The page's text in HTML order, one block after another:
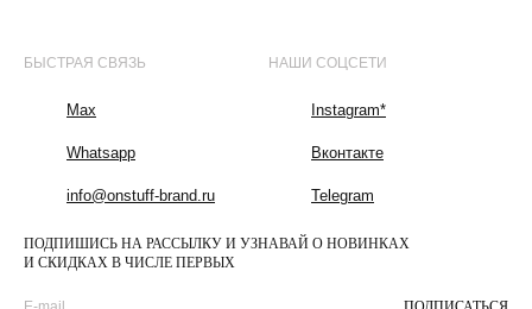
ПОДПИШИСЬ НА РАССЫЛКУ И УЗНАВАЙ О НОВИНКАХ
И СКИДКАХ В ЧИСЛЕ ПЕРВЫХ
БЫСТРАЯ СВЯЗЬ
Max
Whatsapp
info@onstuff-brand.ru
НАШИ СОЦСЕТИ
Instagram*
Вконтакте
Telegram